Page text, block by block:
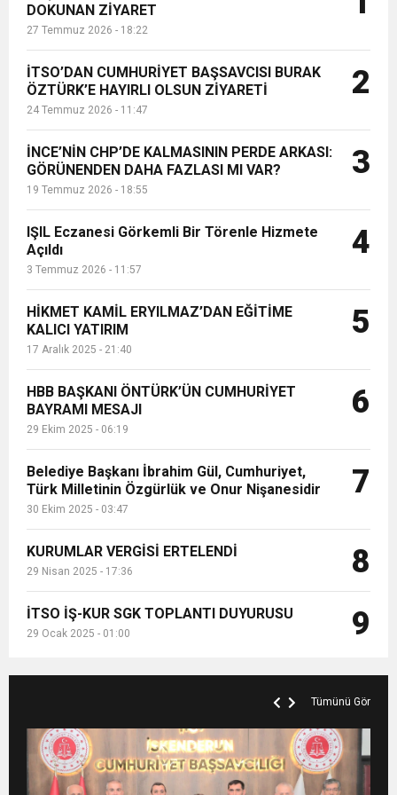
ve Onur Nişanesidir
6:19 HBB BAŞKANI ÖNTÜRK’ÜN
CUMHURİYET BAYRAMI MESAJI
17:36 KURUMLAR VERGİSİ ERTELENDİ
1:00 İTSO İŞ-KUR SGK TOPLANTI
21:40 CEYLANDERE’DE BAŞKAN EMRAH
18:22
GÖNÜLLERE DOKUNAN ZİYARET
DOKUNAN ZİYARET
27 Temmuz 2026 - 18:22
İTSO’DAN CUMHURİYET BAŞSAVCISI BURAK
ÖZTÜRK’E HAYIRLI OLSUN ZİYARETİ
24 Temmuz 2026 - 11:47
2
İNCE’NİN CHP’DE KALMASININ PERDE ARKASI:
GÖRÜNENDEN DAHA FAZLASI MI VAR?
19 Temmuz 2026 - 18:55
3
IŞIL Eczanesi Görkemli Bir Törenle Hizmete
Açıldı
3 Temmuz 2026 - 11:57
4
HİKMET KAMİL ERYILMAZ’DAN EĞİTİME
KALICI YATIRIM
17 Aralık 2025 - 21:40
5
HBB BAŞKANI ÖNTÜRK’ÜN CUMHURİYET
BAYRAMI MESAJI
29 Ekim 2025 - 06:19
6
Belediye Başkanı İbrahim Gül, Cumhuriyet,
Türk Milletinin Özgürlük ve Onur Nişanesidir
30 Ekim 2025 - 03:47
7
KURUMLAR VERGİSİ ERTELENDİ
29 Nisan 2025 - 17:36 8
İTSO İŞ-KUR SGK TOPLANTI DUYURUSU
29 Ocak 2025 - 01:00 9
Tümünü Gör